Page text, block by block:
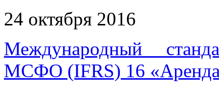
24 октября 2016
Международный
МСФО (IFRS) 16